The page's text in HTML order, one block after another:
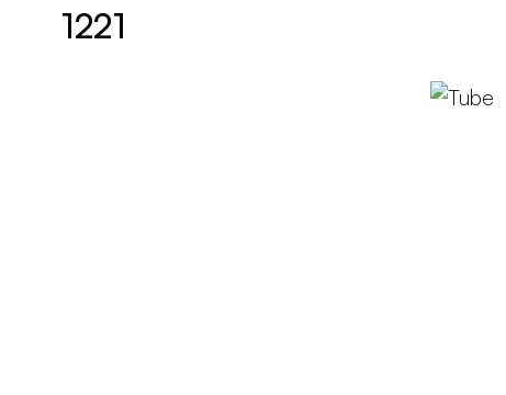
1221